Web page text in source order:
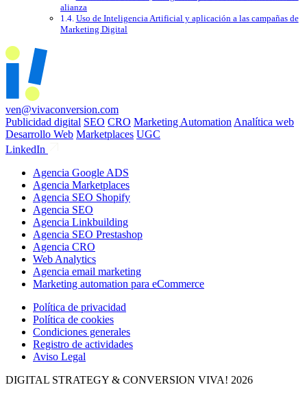
alianza
Uso de Inteligencia Artificial y aplicación a las campañas de
Marketing Digital
ven@vivaconversion.com
Publicidad digital SEO CRO Marketing Automation Analítica web
Desarrollo Web Marketplaces UGC
LinkedIn
Agencia Google ADS
Agencia Marketplaces
Agencia SEO Shopify
Agencia SEO
Agencia Linkbuilding
Agencia SEO Prestashop
Agencia CRO
Web Analytics
Agencia email marketing
Marketing automation para eCommerce
Política de privacidad
Política de cookies
Condiciones generales
Registro de actividades
Aviso Legal
DIGITAL STRATEGY & CONVERSION VIVA! 2026